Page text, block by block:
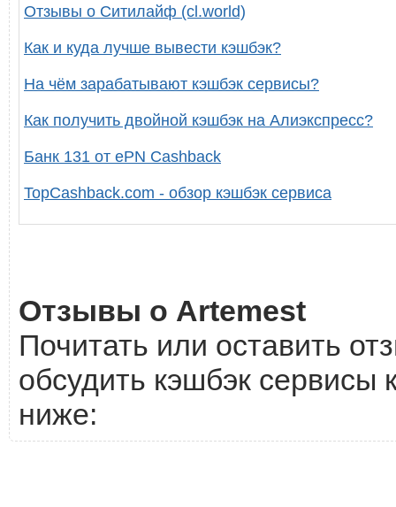
Отзывы о Ситилайф (cl.world)
Как и куда лучше вывести кэшбэк?
На чём зарабатывают кэшбэк сервисы?
Как получить двойной кэшбэк на Алиэкспресс?
Банк 131 от ePN Cashback
TopCashback.com - обзор кэшбэк сервиса
Отзывы о Artemest
Почитать или оставить
обсудить кэшбэк сервисы
ниже: